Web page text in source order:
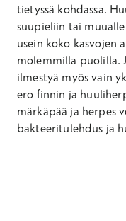
tietyssä kohdassa.
suupieliin tai
usein koko kasvojen
molemmilla puolilla.
ilmestyä myös vain
ero finnin ja
märkäpää ja herpes
bakteeritulehdus ja